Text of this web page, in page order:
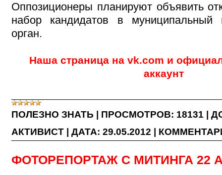
Оппозиционеры планируют объявить
набор кандидатов в муниципальный
орган.
Наша страницана vk.com и
аккаунт
ПОЛЕЗНО ЗНАТЬ ПРОСМОТРОВ: 18131
АКТИВИСТ
ДАТА: 29.05.2012
ФОТОРЕПОРТАЖ С МИТИНГА 22